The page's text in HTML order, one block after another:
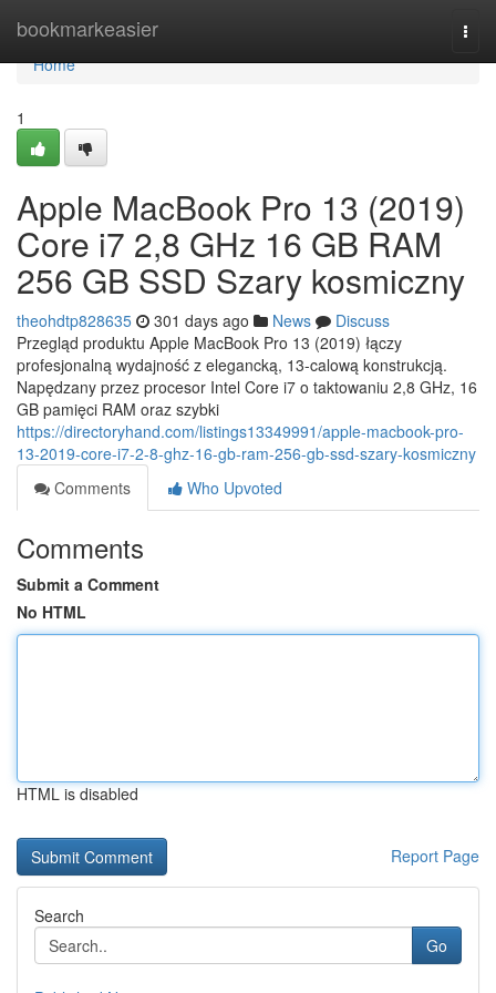
bookmarkeasier
Home
Home
1
Apple MacBook Pro 13 (2019)
Core i7 2,8 GHz 16 GB RAM
256 GB SSD Szary kosmiczny
theohdtp828635 301 days ago News
Discuss
Przegląd produktu Apple MacBook Pro 13 (2019) łączy
profesjonalną wydajność z elegancką, 13-calową konstrukcją.
Napędzany przez procesor Intel Core i7 o taktowaniu 2,8 GHz, 16
GB pamięci RAM oraz szybki
https://directoryhand.com/listings13349991/apple-macbook-pro-
13-2019-core-i7-2-8-ghz-16-gb-ram-256-gb-ssd-szary-kosmiczny
Comments
Who Upvoted
Comments
Submit a Comment
No HTML
HTML is disabled
Report Page
Search
Go